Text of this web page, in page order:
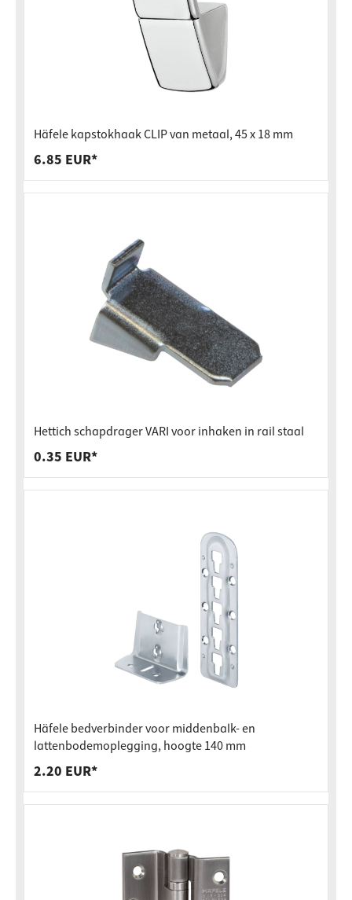
Häfele kapstokhaak CLIP van metaal, 45 x 18 mm
6.85 EUR*
Hettich schapdrager VARI voor inhaken in rail staal
0.35 EUR*
Häfele bedverbinder voor middenbalk- en
lattenbodemoplegging, hoogte 140 mm
2.20 EUR*